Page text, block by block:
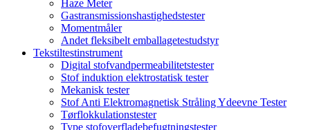
Haze Meter
Gastransmissionshastighedstester
Momentmåler
Andet fleksibelt emballagetestudstyr
Tekstiltestinstrument
Digital stofvandpermeabilitetstester
Stof induktion elektrostatisk tester
Mekanisk tester
Stof Anti Elektromagnetisk Stråling Ydeevne Tester
Tørflokkulationstester
Type stofoverfladebefugtningstester